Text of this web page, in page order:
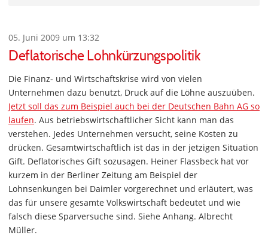
05. Juni 2009 um 13:32
Deflatorische Lohnkürzungspolitik
Die Finanz- und Wirtschaftskrise wird von vielen
Unternehmen dazu benutzt, Druck auf die Löhne auszuüben.
Jetzt soll das zum Beispiel auch bei der Deutschen Bahn AG so
laufen. Aus betriebswirtschaftlicher Sicht kann man das
verstehen. Jedes Unternehmen versucht, seine Kosten zu
drücken. Gesamtwirtschaftlich ist das in der jetzigen Situation
Gift. Deflatorisches Gift sozusagen. Heiner Flassbeck hat vor
kurzem in der Berliner Zeitung am Beispiel der
Lohnsenkungen bei Daimler vorgerechnet und erläutert, was
das für unsere gesamte Volkswirtschaft bedeutet und wie
falsch diese Sparversuche sind. Siehe Anhang. Albrecht
Müller.